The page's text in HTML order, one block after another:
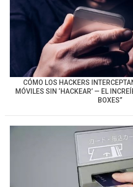
CÓMO LOS HACKERS
MÓVILES SIN ‘HACKEAR’ — EL
BOXES”